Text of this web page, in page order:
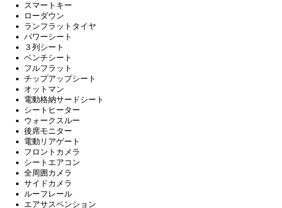
スマートキー
ローダウン
ランフラットタイヤ
パワーシート
３列シート
ベンチシート
フルフラット
チップアップシート
オットマン
電動格納サードシート
シートヒーター
ウォークスルー
後席モニター
電動リアゲート
フロントカメラ
シートエアコン
全周囲カメラ
サイドカメラ
ルーフレール
エアサスペンション